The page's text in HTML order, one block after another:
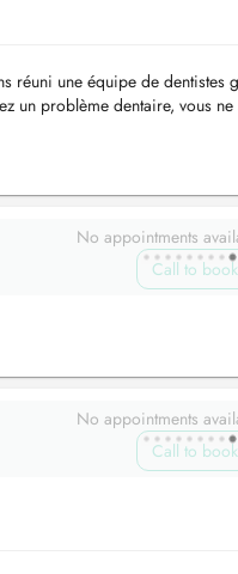
réuni une équipe de dentistes
un problème dentaire, vous ne
No appointments
Call to book
No appointments
Call to book